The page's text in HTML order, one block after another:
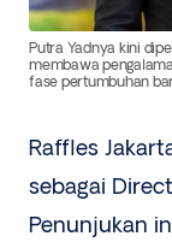
Putra Yadnya kini
membawa
fase pertumbuhan
Raffles
sebagai
Penunjukan